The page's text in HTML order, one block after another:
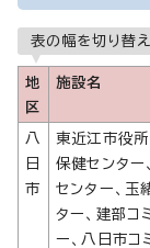
表の幅を切り替
地
区
施設名
八
日
市
東近江市役所
保健センター
センター、玉
ター、建部コ
ー、八日市コ